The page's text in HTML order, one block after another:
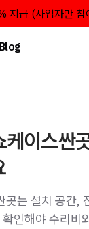
지급 (사업자만 참
율 1위 브랜드
Blog
이스싼
는 설치 공간,
인해야 수리비